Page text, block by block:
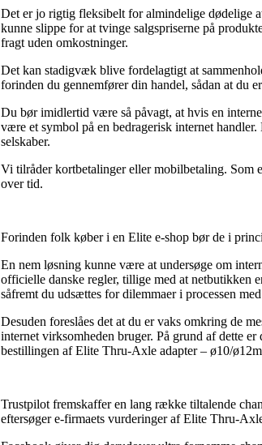
Det er jo rigtig fleksibelt for almindelige dødelige
kunne slippe for at tvinge salgspriserne på
fragt uden omkostninger.
Det kan stadigvæk blive fordelagtigt at
forinden du gennemfører din handel, sådan at du
Du bør imidlertid være så påvagt, at hvis en
være et symbol på en bedragerisk internet
selskaber.
Vi tilråder kortbetalinger eller mobilbetaling. Som
over tid.
Forinden folk køber i en Elite e-shop bør de i
En nem løsning kunne være at undersøge om
officielle danske regler, tillige med at netbutikken
såfremt du udsættes for dilemmaer i processen
Desuden foreslåes det at du er vaks omkring de
internet virksomheden bruger. På grund af dette
bestillingen af Elite Thru-Axle adapter – ø10/
Trustpilot fremskaffer en lang række tiltalende
eftersøger e-firmaets vurderinger af Elite Thru-